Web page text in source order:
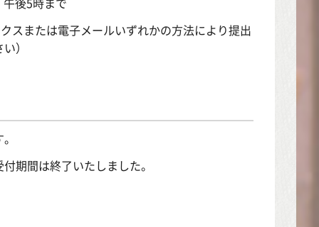
または電子メールいずれかの方法により提出
）
期間は終了いたしました。